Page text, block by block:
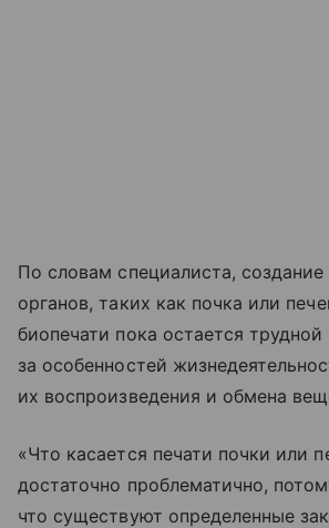
По словам специалиста,
органов, таких как почка или
биопечати пока остается трудной
за особенностей
их воспроизведения и обмена
«Что касается печати почки или
достаточно проблематично,
что существуют определенные